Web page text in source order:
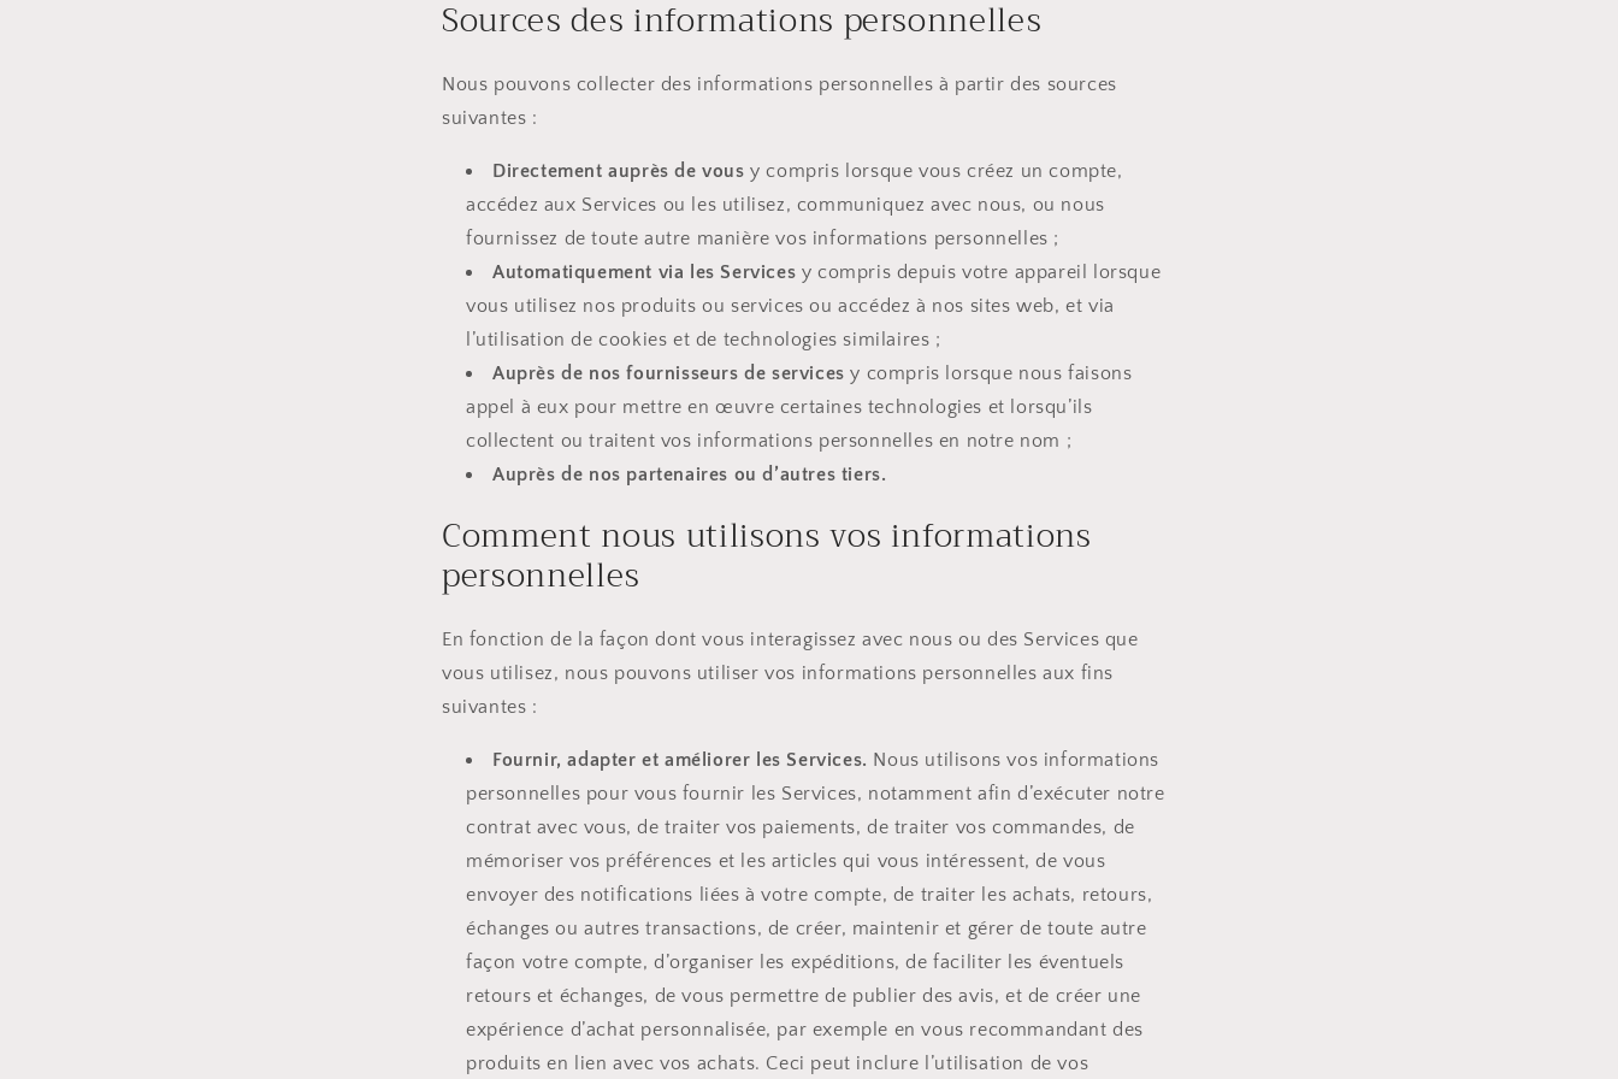
Sources des informations personnelles
Nous pouvons collecter des informations personnelles à partir des sources
suivantes :
Directement auprès de vous y compris lorsque vous créez un compte,
accédez aux Services ou les utilisez, communiquez avec nous, ou nous
fournissez de toute autre manière vos informations personnelles ;
Automatiquement via les Services y compris depuis votre appareil lorsque
vous utilisez nos produits ou services ou accédez à nos sites web, et via
l’utilisation de cookies et de technologies similaires ;
Auprès de nos fournisseurs de services y compris lorsque nous faisons
appel à eux pour mettre en œuvre certaines technologies et lorsqu’ils
collectent ou traitent vos informations personnelles en notre nom ;
Auprès de nos partenaires ou d’autres tiers.
Comment nous utilisons vos informations
personnelles
En fonction de la façon dont vous interagissez avec nous ou des Services que
vous utilisez, nous pouvons utiliser vos informations personnelles aux fins
suivantes :
Fournir, adapter et améliorer les Services. Nous utilisons vos informations
personnelles pour vous fournir les Services, notamment afin d’exécuter notre
contrat avec vous, de traiter vos paiements, de traiter vos commandes, de
mémoriser vos préférences et les articles qui vous intéressent, de vous
envoyer des notifications liées à votre compte, de traiter les achats, retours,
échanges ou autres transactions, de créer, maintenir et gérer de toute autre
façon votre compte, d’organiser les expéditions, de faciliter les éventuels
retours et échanges, de vous permettre de publier des avis, et de créer une
expérience d’achat personnalisée, par exemple en vous recommandant des
produits en lien avec vos achats. Ceci peut inclure l’utilisation de vos